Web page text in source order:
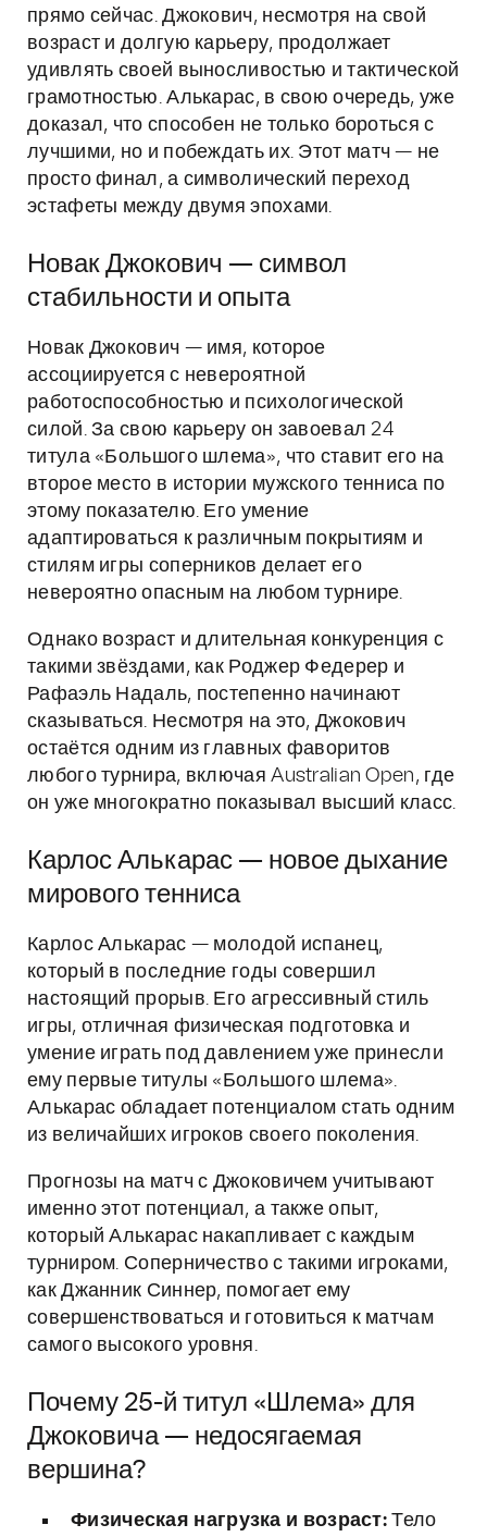
прямо сейчас. Джокович, несмотря на свой
возраст и долгую карьеру, продолжает
удивлять своей выносливостью и тактической
грамотностью. Алькарас, в свою очередь, уже
доказал, что способен не только бороться с
лучшими, но и побеждать их. Этот матч — не
просто финал, а символический переход
эстафеты между двумя эпохами.
Новак Джокович — символ
стабильности и опыта
Новак Джокович — имя, которое
ассоциируется с невероятной
работоспособностью и психологической
силой. За свою карьеру он завоевал 24
титула «Большого шлема», что ставит его на
второе место в истории мужского тенниса по
этому показателю. Его умение
адаптироваться к различным покрытиям и
стилям игры соперников делает его
невероятно опасным на любом турнире.
Однако возраст и длительная конкуренция с
такими звёздами, как Роджер Федерер и
Рафаэль Надаль, постепенно начинают
сказываться. Несмотря на это, Джокович
остаётся одним из главных фаворитов
любого турнира, включая Australian Open, где
он уже многократно показывал высший класс.
Карлос Алькарас — новое дыхание
мирового тенниса
Карлос Алькарас — молодой испанец,
который в последние годы совершил
настоящий прорыв. Его агрессивный стиль
игры, отличная физическая подготовка и
умение играть под давлением уже принесли
ему первые титулы «Большого шлема».
Алькарас обладает потенциалом стать одним
из величайших игроков своего поколения.
Прогнозы на матч с Джоковичем учитывают
именно этот потенциал, а также опыт,
который Алькарас накапливает с каждым
турниром. Соперничество с такими игроками,
как Джанник Синнер, помогает ему
совершенствоваться и готовиться к матчам
самого высокого уровня.
Почему 25-й титул «Шлема» для
Джоковича — недосягаемая
вершина?
Физическая нагрузка и возраст: Тело